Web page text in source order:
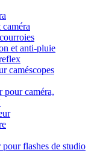
et anti-pluie
caméscopes
pour caméra,
flashes de studio